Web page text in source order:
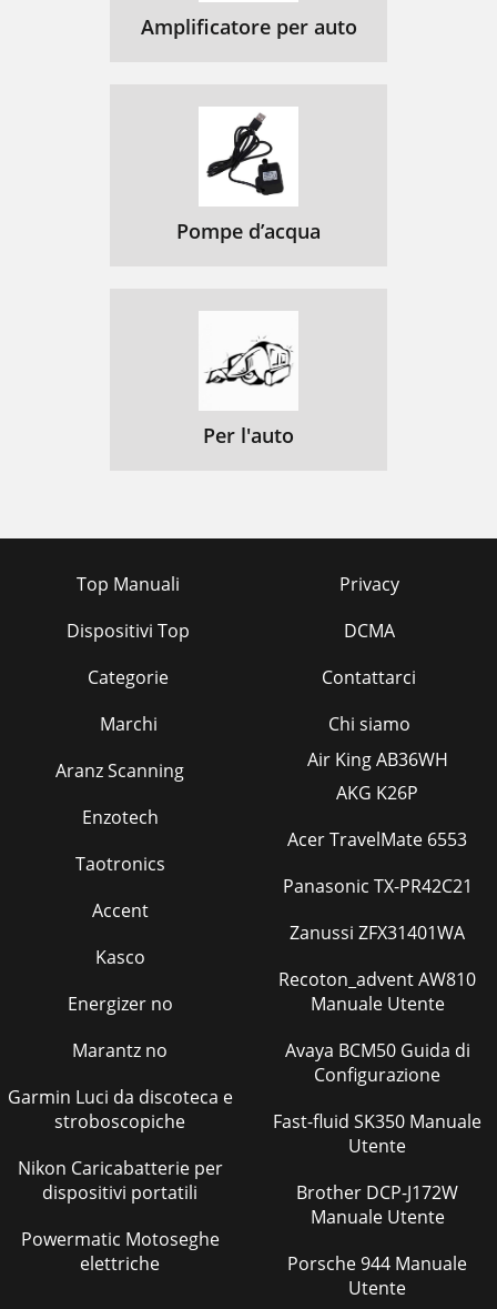
Amplificatore per auto
Pompe d’acqua
Per l'auto
Top Manuali
Dispositivi Top
Categorie
Marchi
Privacy
DCMA
Contattarci
Chi siamo
Aranz Scanning
Enzotech
Taotronics
Accent
Kasco
Energizer no
Marantz no
Garmin Luci da discoteca e
stroboscopiche
Nikon Caricabatterie per
dispositivi portatili
Powermatic Motoseghe
elettriche
Air King AB36WH
AKG K26P
Acer TravelMate 6553
Panasonic TX-PR42C21
Zanussi ZFX31401WA
Recoton_advent AW810
Manuale Utente
Avaya BCM50 Guida di
Configurazione
Fast-fluid SK350 Manuale
Utente
Brother DCP-J172W
Manuale Utente
Porsche 944 Manuale
Utente